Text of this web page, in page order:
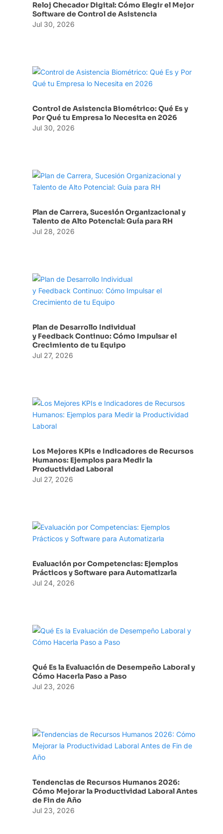
Reloj Checador Digital: Cómo Elegir el Mejor
Software de Control de Asistencia
Jul 30, 2026
Control de Asistencia Biométrico: Qué Es y
Por Qué tu Empresa lo Necesita en 2026
Jul 30, 2026
Plan de Carrera, Sucesión Organizacional y
Talento de Alto Potencial: Guía para RH
Jul 28, 2026
Plan de Desarrollo Individual
y Feedback Continuo: Cómo Impulsar el
Crecimiento de tu Equipo
Jul 27, 2026
Los Mejores KPIs e Indicadores de Recursos
Humanos: Ejemplos para Medir la
Productividad Laboral
Jul 27, 2026
Evaluación por Competencias: Ejemplos
Prácticos y Software para Automatizarla
Jul 24, 2026
Qué Es la Evaluación de Desempeño Laboral y
Cómo Hacerla Paso a Paso
Jul 23, 2026
Tendencias de Recursos Humanos 2026:
Cómo Mejorar la Productividad Laboral Antes
de Fin de Año
Jul 23, 2026